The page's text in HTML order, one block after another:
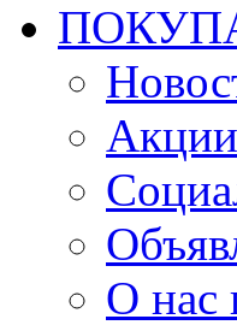
Акции
О нас